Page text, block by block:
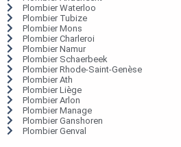
Plombier Waterloo
Plombier Tubize
Plombier Mons
Plombier Charleroi
Plombier Namur
Plombier Schaerbeek
Plombier Rhode-Saint-Genèse
Plombier Ath
Plombier Liège
Plombier Arlon
Plombier Manage
Plombier Ganshoren
Plombier Genval